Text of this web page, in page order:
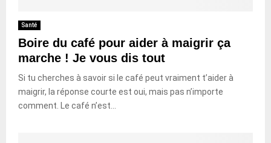
Santé
Boire du café pour aider à maigrir ça
marche ! Je vous dis tout
Si tu cherches à savoir si le café peut vraiment t’aider à
maigrir, la réponse courte est oui, mais pas n’importe
comment. Le café n’est...